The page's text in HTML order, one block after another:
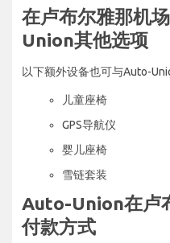
在卢布尔雅那机
Union其他选项
以下额外设备也可与Auto-
儿童座椅
GPS导航仪
婴儿座椅
雪链套装
Auto-Union在卢
付款方式